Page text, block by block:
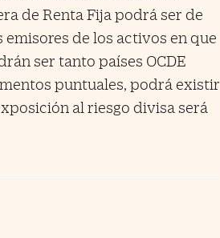
de Renta Fija podrá ser de
de los activos en que
ser tanto países OCDE
puntuales, podrá existir
al riesgo divisa será